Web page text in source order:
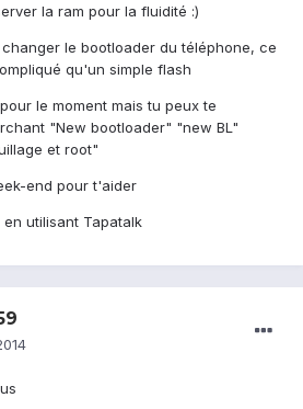
la ram pour la fluidité :)
le bootloader du téléphone, ce
qu'un simple flash
le moment mais tu peux te
"New bootloader" "new BL"
et root"
end pour t'aider
en utilisant Tapatalk